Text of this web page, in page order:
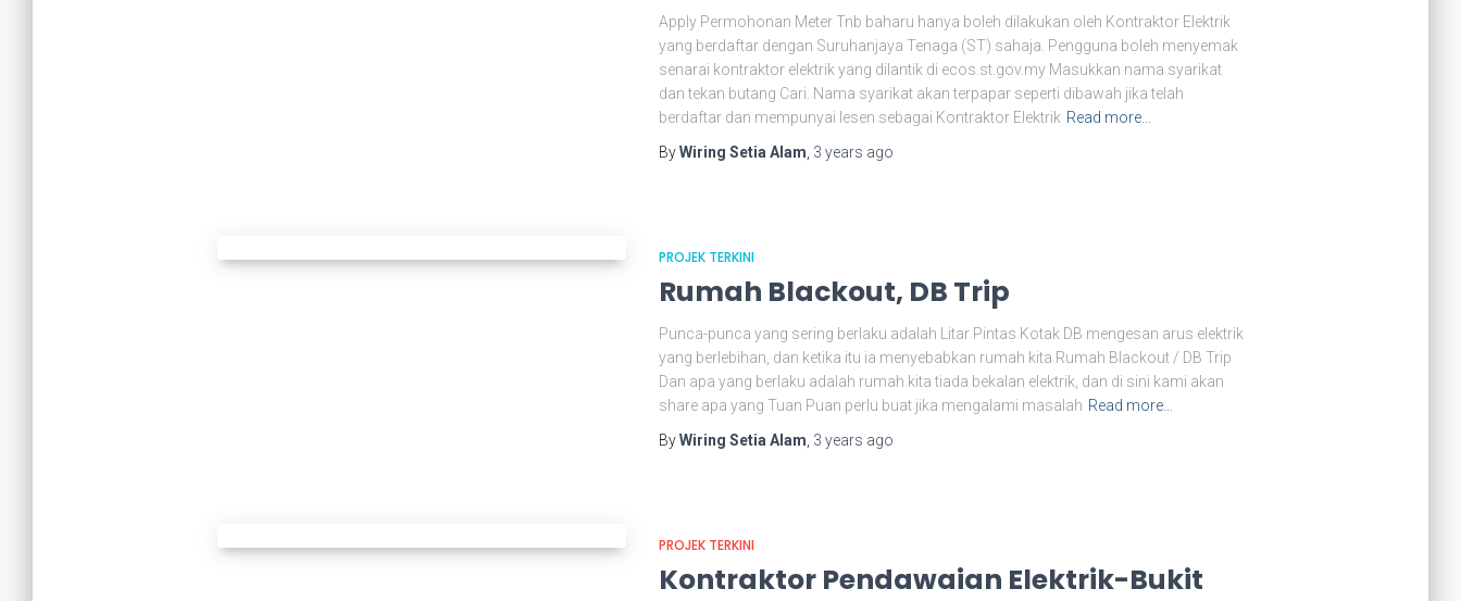
Apply Permohonan Meter Tnb baharu hanya boleh dilakukan oleh Kontraktor Elektrik
yang berdaftar dengan Suruhanjaya Tenaga (ST) sahaja. Pengguna boleh menyemak
senarai kontraktor elektrik yang dilantik di ecos.st.gov.my Masukkan nama syarikat
dan tekan butang Cari. Nama syarikat akan terpapar seperti dibawah jika telah
berdaftar dan mempunyai lesen sebagai Kontraktor Elektrik Read more…
ByWiring Setia Alam 3 years ago
PROJEK TERKINI
Rumah Blackout, DB Trip
Punca-punca yang sering berlaku adalah Litar Pintas Kotak DB mengesan arus elektrik
yang berlebihan, dan ketika itu ia menyebabkan rumah kita Rumah Blackout / DB Trip
Dan apa yang berlaku adalah rumah kita tiada bekalan elektrik, dan di sini kami akan
share apa yang Tuan Puan perlu buat jika mengalami masalah Read more…
ByWiring Setia Alam 3 years ago
PROJEK TERKINI
Kontraktor Pendawaian Elektrik-Bukit